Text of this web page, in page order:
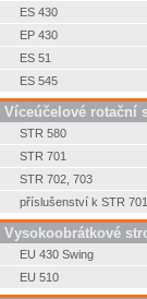
ES 430
EP 430
ES 51
ES 545
Víceúčelové rotační
STR 580
STR 701
STR 702, 703
příslušenství k STR
Vysokoobrátkové
EU 430 Swing
EU 510